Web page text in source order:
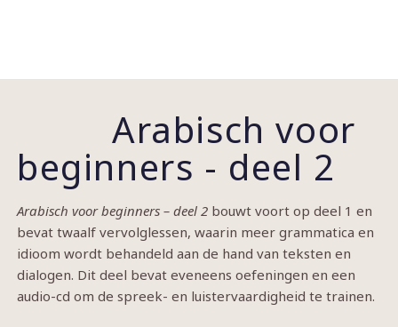
Arabisch voor
beginners - deel 2
Arabisch voor beginners – deel 2 bouwt voort op deel 1 en
bevat twaalf vervolglessen, waarin meer grammatica en
idioom wordt behandeld aan de hand van teksten en
dialogen. Dit deel bevat eveneens oefeningen en een
audio-cd om de spreek- en luistervaardigheid te trainen.